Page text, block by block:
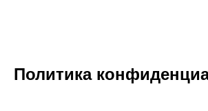
Политика